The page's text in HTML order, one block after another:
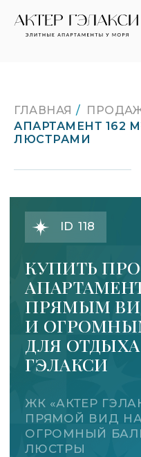
ГЛАВНАЯ /
АПАРТАМЕНТ 162
ЛЮСТРАМИ
ЦЕНА ПО ЗАПРОСУ
ПРЯМЫМ ВИДОМ
И ОГРОМНЫМ
ДЛЯ ОТДЫХА В ЖК
ГЭЛАКСИ
ЖК «АКТЕР ГЭЛАКСИ» •
ОГРОМНЫЙ БАЛКОН •
ЛЮСТРЫ
УЗНАТЬ